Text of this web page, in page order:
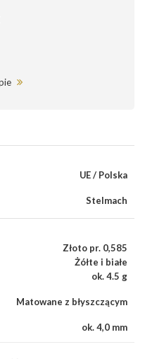
UE / Polska
Stelmach
Złoto pr. 0,585
Żółte i białe
ok. 4.5 g
Matowane z błyszczącym
ok. 4,0 mm